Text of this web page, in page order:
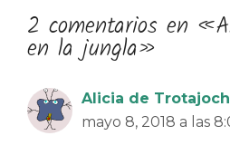
2 comentarios en
en la jungla»
Alicia de
mayo 8, 2018 a las